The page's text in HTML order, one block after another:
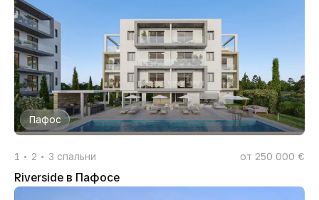
Пафос
1 2 3 спальни от 250 000 €
Riverside в Пафосе